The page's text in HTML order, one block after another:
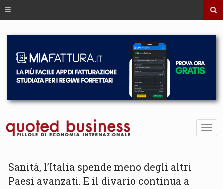
Sanità, l’Italia spende meno degli altri
Paesi avanzati. E il divario continua a